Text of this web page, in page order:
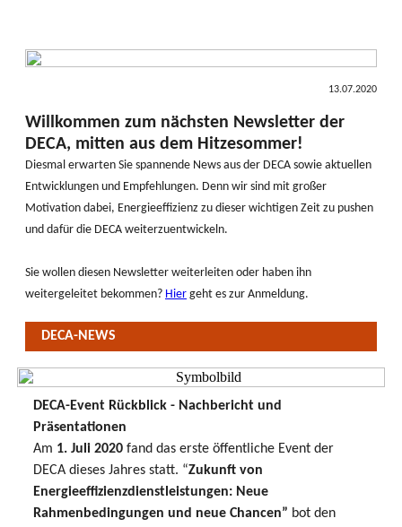
13.07.2020
Willkommen zum nächsten Newsletter der
DECA, mitten aus dem Hitzesommer!
Diesmal erwarten Sie spannende News aus der DECA sowie aktuellen
Entwicklungen und Empfehlungen. Denn wir sind mit großer
Motivation dabei, Energieeffizienz zu dieser wichtigen Zeit zu pushen
und dafür die DECA weiterzuentwickeln.
Sie wollen diesen Newsletter weiterleiten oder haben ihn
weitergeleitet bekommen? Hier geht es zur Anmeldung.
DECA-NEWS
DECA-Event Rückblick - Nachbericht und
Präsentationen
Am 1. Juli 2020 fand das erste öffentliche Event der
DECA dieses Jahres statt. “Zukunft von
Energieeffizienzdienstleistungen: Neue
Rahmenbedingungen und neue Chancen” bot den